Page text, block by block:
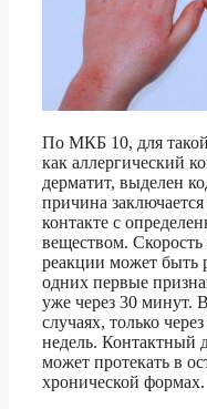
По МКБ 10, для
как аллергический
дерматит, выделен
причина
контакте с
веществом.
реакции может быть
одних первые
уже через 30 минут.
случаях, только
недель. Контактный
может протекать в
хронической формах.